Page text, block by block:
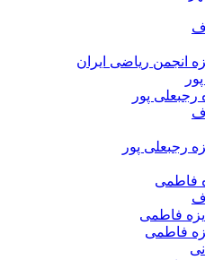
انجمن ریاضی ایران
رجبعلی پور
رجبعلی پور
فاطمی
فاطمی
فاطمی